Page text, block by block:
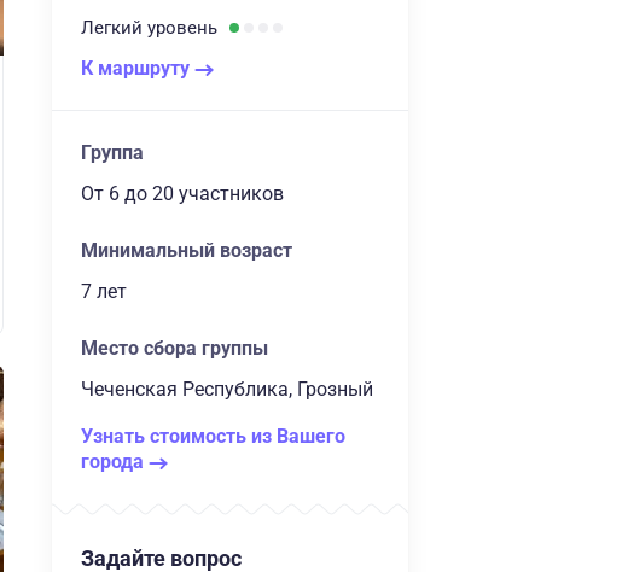
Легкий уровень
К маршруту
Группа
От 6 до 20 участников
Минимальный возраст
7 лет
Место сбора группы
Чеченская Республика, Грозный
Узнать стоимость из Вашего
города
Задайте вопрос